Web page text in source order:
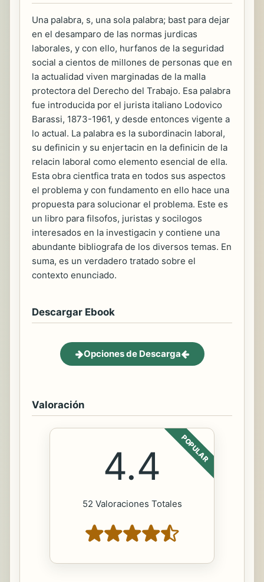
Una palabra, s, una sola palabra; bast para dejar
en el desamparo de las normas jurdicas
laborales, y con ello, hurfanos de la seguridad
social a cientos de millones de personas que en
la actualidad viven marginadas de la malla
protectora del Derecho del Trabajo. Esa palabra
fue introducida por el jurista italiano Lodovico
Barassi, 1873-1961, y desde entonces vigente a
lo actual. La palabra es la subordinacin laboral,
su definicin y su enjertacin en la definicin de la
relacin laboral como elemento esencial de ella.
Esta obra cientfica trata en todos sus aspectos
el problema y con fundamento en ello hace una
propuesta para solucionar el problema. Este es
un libro para filsofos, juristas y socilogos
interesados en la investigacin y contiene una
abundante bibliografa de los diversos temas. En
suma, es un verdadero tratado sobre el
contexto enunciado.
Descargar Ebook
Opciones de Descarga
Valoración
POPULAR
4.4
52 Valoraciones Totales